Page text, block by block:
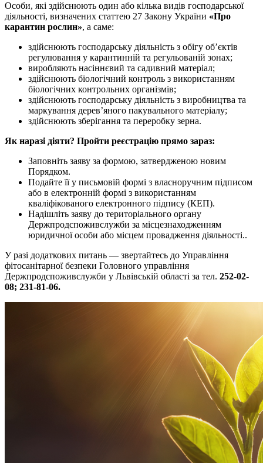
Особи, які здійснюють один або кілька видів господарської
діяльності, визначених статтею 27 Закону України «Про
карантин рослин», а саме:
здійснюють господарську діяльність з обігу об’єктів
регулювання у карантинній та регульованій зонах;
виробляють насіннєвий та садивний матеріал;
здійснюють біологічний контроль з використанням
біологічних контрольних організмів;
здійснюють господарську діяльність з виробництва та
маркування дерев’яного пакувального матеріалу;
здійснюють зберігання та переробку зерна.
Як наразі діяти? Пройти реєстрацію прямо зараз:
Заповніть заяву за формою, затвердженою новим
Порядком.
Подайте її у письмовій формі з власноручним підписом
або в електронній формі з використанням
кваліфікованого електронного підпису (КЕП).
Надішліть заяву до територіального органу
Держпродспоживслужби за місцезнаходженням
юридичної особи або місцем провадження діяльності..
У разі додаткових питань — звертайтесь до Управління
фітосанітарної безпеки Головного управління
Держпродспоживслужби у Львівській області за тел. 252-02-
08; 231-81-06.